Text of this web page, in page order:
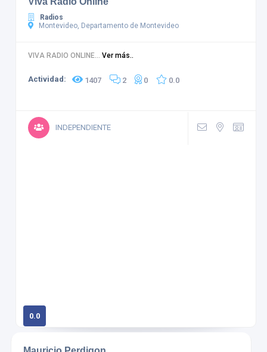
Radios
Montevideo, Departamento de Montevideo
VIVA RADIO ONLINE... Ver más..
Actividad: 1407 2 0 0.0
INDEPENDIENTE
0.0